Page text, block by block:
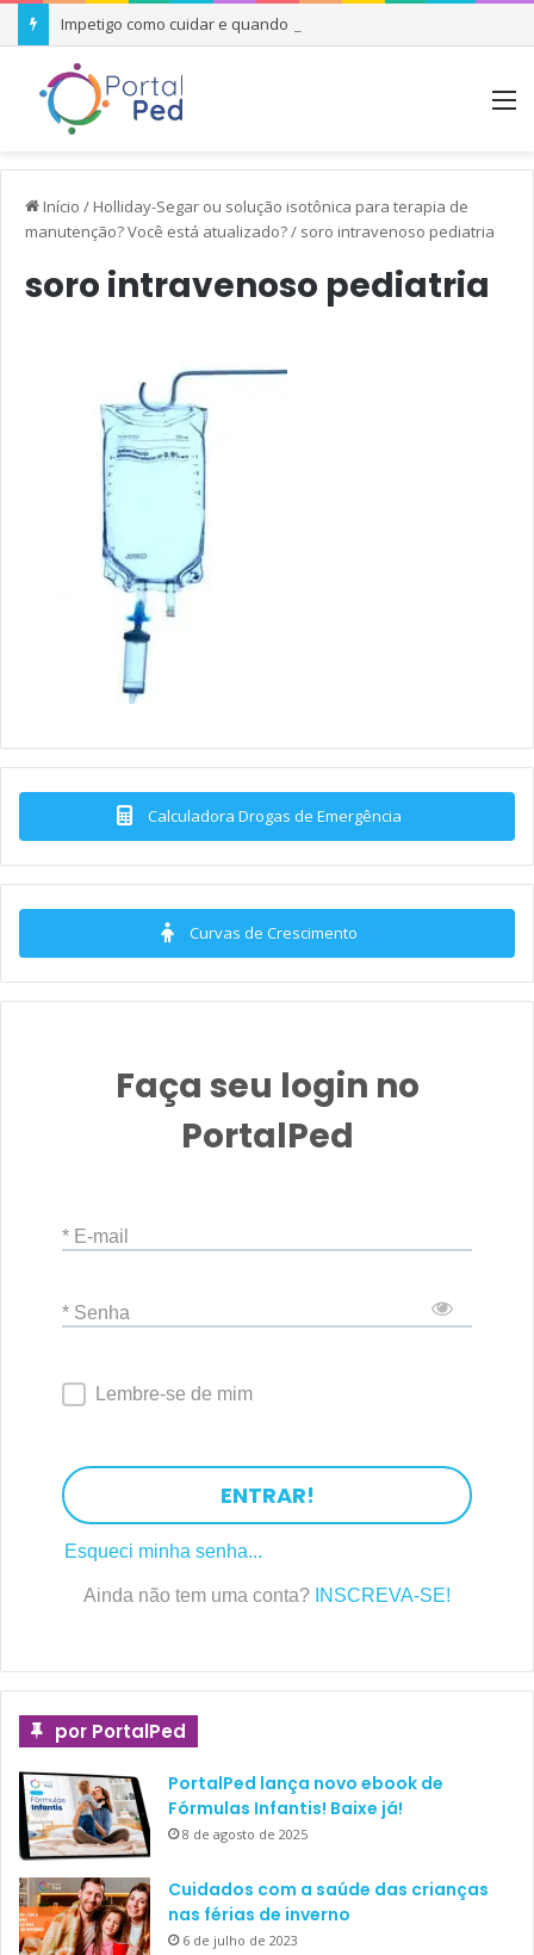
Impetigo como cuidar e quando se preocupar
Início / Holliday-Segar ou solução isotônica para terapia de
manutenção? Você está atualizado?/ soro intravenoso pediatria
soro intravenoso pediatria
Calculadora Drogas de Emergência
Curvas de Crescimento
Faça seu login no
PortalPed
* E-mail
* Senha
Lembre-se de mim
ENTRAR!
Esqueci minha senha...
Ainda não tem uma conta? INSCREVA-SE!
por PortalPed
PortalPed lança novo ebook de
Fórmulas Infantis! Baixe já!
8 de agosto de 2025
Cuidados com a saúde das crianças
nas férias de inverno
6 de julho de 2023